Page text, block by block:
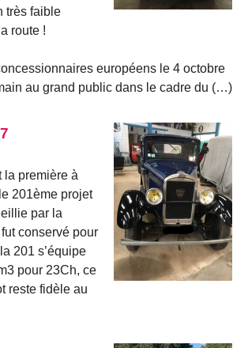
très faible
route !
européens le 4 octobre
au grand public dans le cadre du (…)
la première à
201ème projet
par la
conservé pour
201 s’équipe
pour 23Ch, ce
reste fidèle au